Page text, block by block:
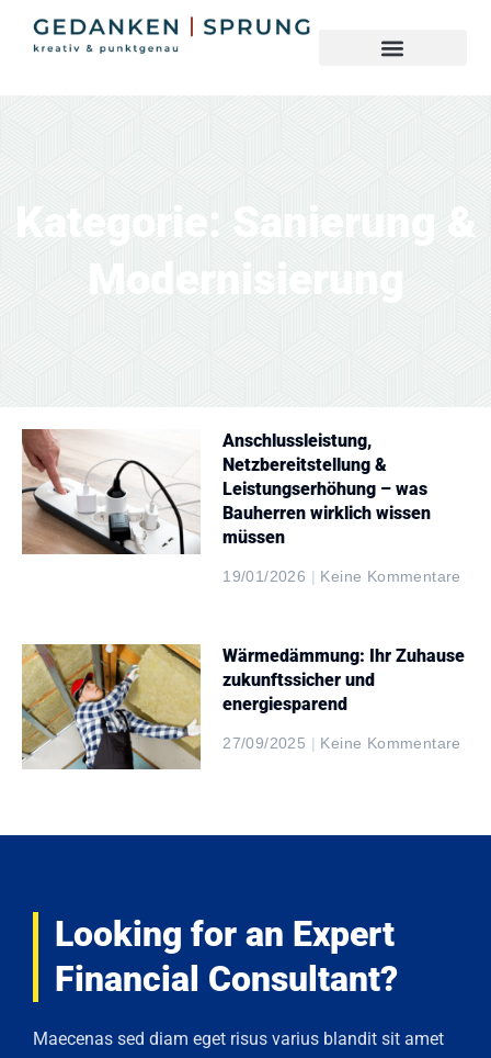
Kategorie: Sanierung &
Anschlussleistung,
Netzbereitstellung &
Leistungserhöhung – was
Bauherren wirklich wissen
müssen
19/01/2026 Keine Kommentare
Wärmedämmung: Ihr Zuhause
zukunftssicher und
energiesparend
27/09/2025 Keine Kommentare
Looking for an Expert
Financial Consultant?
Maecenas sed diam eget risus varius blandit sit amet